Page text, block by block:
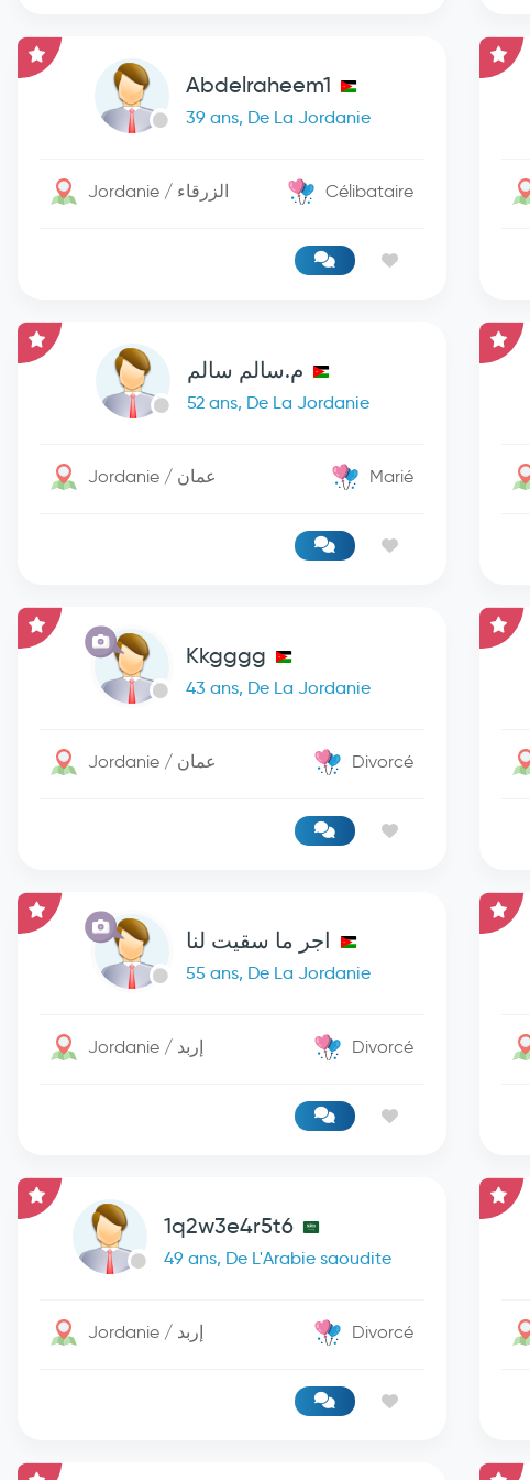
Abdelraheem1
39 ans, De La Jordanie
Jordanie / الزرقاء Célibataire
م.سالم سالم
52 ans, De La Jordanie
Jordanie / عمان Marié
Kkgggg
43 ans, De La Jordanie
Jordanie / عمان Divorcé
اجر ما سقيت لنا
55 ans, De La Jordanie
Jordanie / إربد Divorcé
1q2w3e4r5t6
49 ans, De L'Arabie saoudite
Jordanie / إربد Divorcé